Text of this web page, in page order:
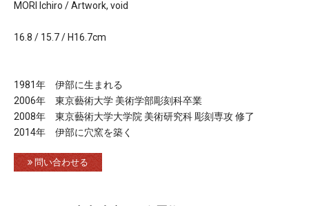
MORI Ichiro / Artwork, void
16.8 / 15.7 / H16.7cm
1981年 伊部に生まれる
2006年 東京藝術大学 美術学部彫刻科卒業
2008年 東京藝術大学大学院 美術研究科 彫刻専攻 修了
2014年 伊部に穴窯を築く
問い合わせる